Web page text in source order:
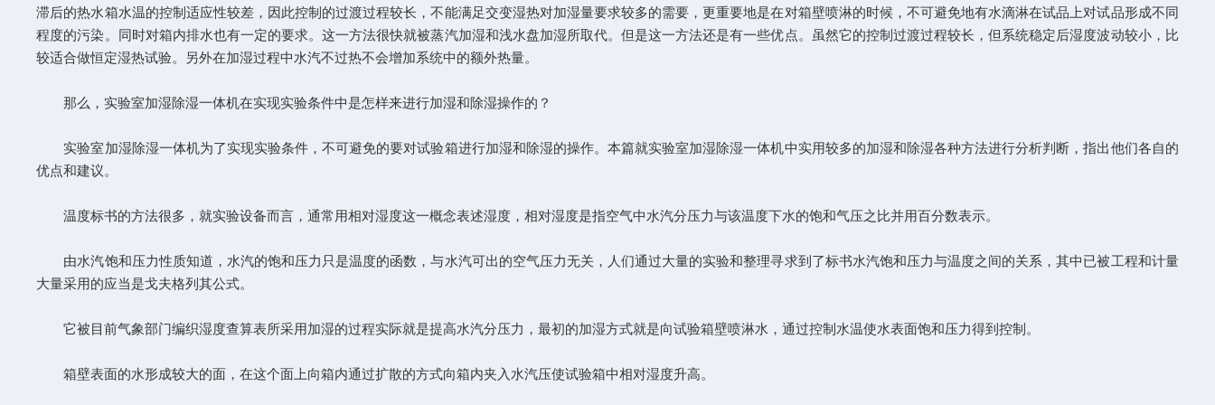
滞后的热水箱水温的控制适应性较差，因此控制的过渡过程较长，不能满足交变湿热对加湿量要求较多的需要，更重要地是在对箱壁喷淋的时候，不可避免地有水滴淋在试品上对试品形成不同
程度的污染。同时对箱内排水也有一定的要求。这一方法很快就被蒸汽加湿和浅水盘加湿所取代。但是这一方法还是有一些优点。虽然它的控制过渡过程较长，但系统稳定后湿度波动较小，比
较适合做恒定湿热试验。另外在加湿过程中水汽不过热不会增加系统中的额外热量。
那么，实验室加湿除湿一体机在实现实验条件中是怎样来进行加湿和除湿操作的？
实验室加湿除湿一体机为了实现实验条件，不可避免的要对试验箱进行加湿和除湿的操作。本篇就实验室加湿除湿一体机中实用较多的加湿和除湿各种方法进行分析判断，指出他们各自的
优点和建议。
温度标书的方法很多，就实验设备而言，通常用相对湿度这一概念表述湿度，相对湿度是指空气中水汽分压力与该温度下水的饱和气压之比并用百分数表示。
由水汽饱和压力性质知道，水汽的饱和压力只是温度的函数，与水汽可出的空气压力无关，人们通过大量的实验和整理寻求到了标书水汽饱和压力与温度之间的关系，其中已被工程和计量
大量采用的应当是戈夫格列其公式。
它被目前气象部门编织湿度查算表所采用加湿的过程实际就是提高水汽分压力，最初的加湿方式就是向试验箱壁喷淋水，通过控制水温使水表面饱和压力得到控制。
箱壁表面的水形成较大的面，在这个面上向箱内通过扩散的方式向箱内夹入水汽压使试验箱中相对湿度升高。